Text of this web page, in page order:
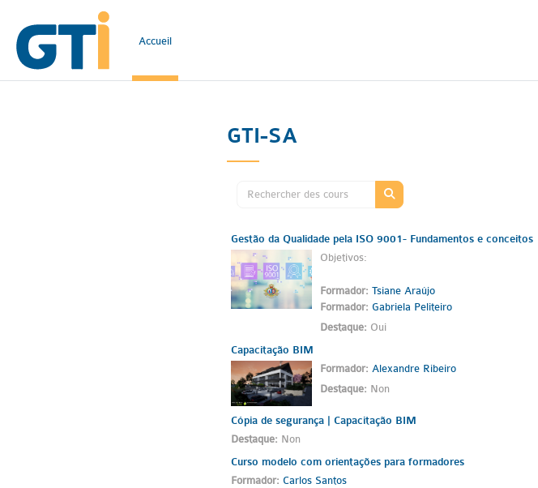
Accueil
GTI-SA
Rechercher des cours
Rechercher des cours
Gestão da Qualidade pela ISO 9001- Fundamentos e conceitos
Objetivos:
Formador: Tsiane Araújo
Formador: Gabriela Peliteiro
Destaque: Oui
Capacitação BIM
Formador: Alexandre Ribeiro
Destaque: Non
Cópia de segurança | Capacitação BIM
Destaque: Non
Curso modelo com orientações para formadores
Formador: Carlos Santos